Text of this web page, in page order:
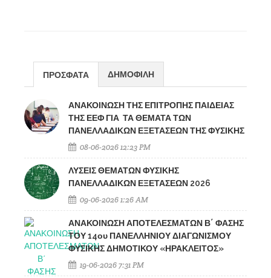
ΠΡΟΣΦΑΤΑ ΔΗΜΟΦΙΛΗ
ΑΝΑΚΟΙΝΩΣΗ ΤΗΣ ΕΠΙΤΡΟΠΗΣ ΠΑΙΔΕΙΑΣ
ΤΗΣ ΕΕΦ ΓΙΑ ΤΑ ΘΕΜΑΤΑ ΤΩΝ
ΠΑΝΕΛΛΑΔΙΚΩΝ ΕΞΕΤΑΣΕΩΝ ΤΗΣ ΦΥΣΙΚΗΣ
08-06-2026 12:23 PM
ΛΥΣΕΙΣ ΘΕΜΑΤΩΝ ΦΥΣΙΚΗΣ
ΠΑΝΕΛΛΑΔΙΚΩΝ ΕΞΕΤΑΣΕΩΝ 2026
09-06-2026 1:26 AM
ΑΝΑΚΟΙΝΩΣΗ ΑΠΟΤΕΛΕΣΜΑΤΩΝ Β΄ ΦΑΣΗΣ
ΤΟΥ 14ου ΠΑΝΕΛΛΗΝΙΟΥ ΔΙΑΓΩΝΙΣΜΟΥ
ΦΥΣΙΚΗΣ ΔΗΜΟΤΙΚΟΥ «ΗΡΑΚΛΕΙΤΟΣ»
19-06-2026 7:31 PM